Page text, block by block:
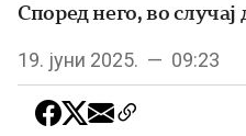
Според него, во
19. јуни 2025. — 09:23